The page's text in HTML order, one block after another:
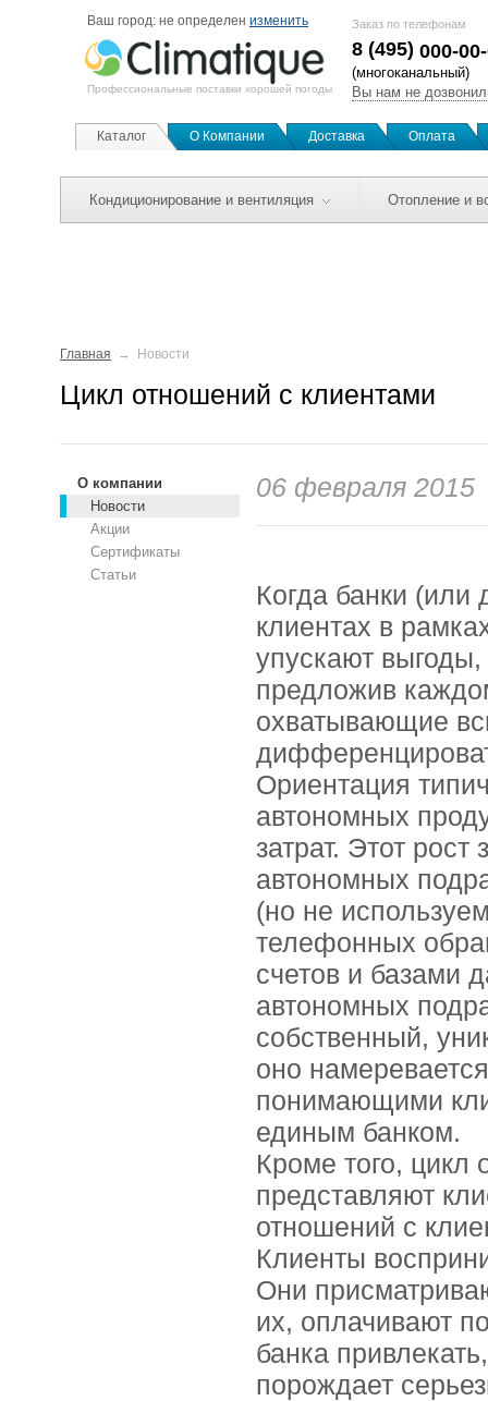
Ваш город: не определен изменить
Профессиональные поставки хорошей погоды
Заказ по телефонам
8 (495) 000-
(многоканальный)
Вы нам не
Каталог О Компании Доставка Оплата
Кондиционирование и вентиляция Отопление и
Главная Новости
Цикл отношений с клиентами
О компании
Новости
Акции
Сертификаты
Статьи
06 февраля 2015
Когда банки
клиентах в
упускают
предложив
охватывающие
Ориентация
автономных
затрат. Этот
автономных
(но не
телефонных
счетов и базами
автономных
собственный,
оно
понимающими
единым банком.
Кроме того, цикл
представляют
отношений с
Клиенты
Они
их, оплачивают
банка
порождает